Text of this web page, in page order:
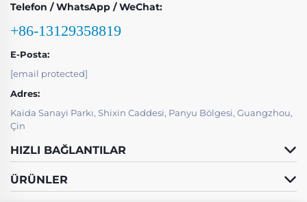
Telefon / WhatsApp / WeChat:
+86-13129358819
E-Posta:
[email protected]
Adres:
Kaida Sanayi Parkı, Shixin Caddesi, Panyu Bölgesi, Guangzhou,
Çin
HIZLI BAĞLANTILAR
ÜRÜNLER